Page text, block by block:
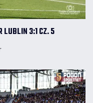
LUBLIN 3:1 CZ. 5